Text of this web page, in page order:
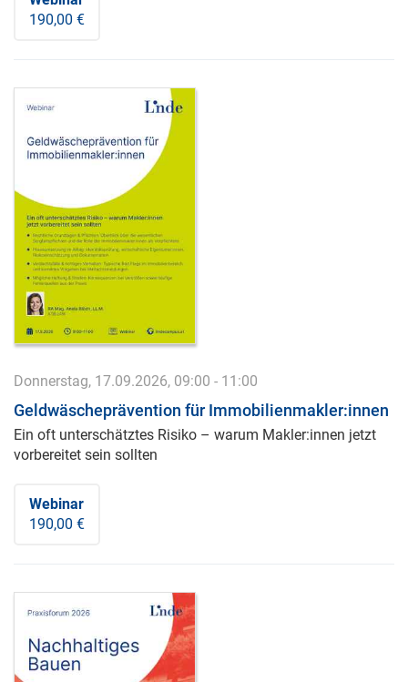
190,00 €
Donnerstag, 17.09.2026, 09:00 - 11:00
Geldwäscheprävention für Immobilienmakler:innen
Ein oft unterschätztes Risiko – warum Makler:innen jetzt
vorbereitet sein sollten
Webinar
190,00 €